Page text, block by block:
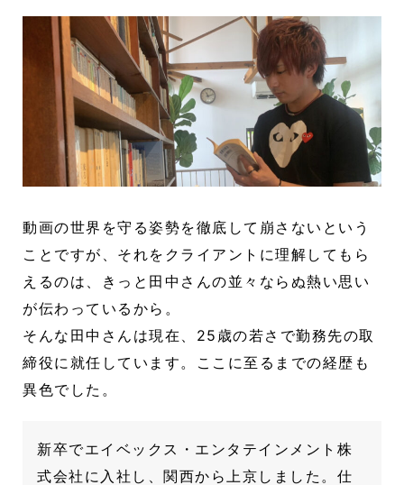
動画の世界を守る姿勢を徹底して崩さないという
ことですが、それをクライアントに理解してもら
えるのは、きっと田中さんの並々ならぬ熱い思い
が伝わっているから。
そんな田中さんは現在、25歳の若さで勤務先の取
締役に就任しています。ここに至るまでの経歴も
異色でした。
新卒でエイベックス・エンタテインメント株
式会社に入社し、関西から上京しました。仕